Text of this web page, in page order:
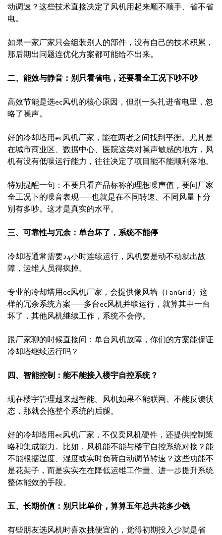
动调速？这些技术直接决定了风机用起来顺不顺手、省不省
电。
如果一家厂家只会组装别人的部件，没有自己的技术积累，
那后期出问题连优化方案都可能给不出来。
二、能效与静音：别只看省电，还要看全工况下吵不吵
高效节能是选ec风机的核心原因，但别一头扎进省电里，忽
略了噪声。
好的冷却塔用ec风机厂家，能在两者之间找到平衡。尤其是
在城市商业区、数据中心、医院这类对噪声敏感的地方，风
机有没有低噪运行能力，往往决定了项目能不能顺利落地。
特别提醒一句：不要只看产品标称的理想噪声值，要问厂家
全工况下的噪音表现——也就是在不同转速、不同风量下分
别有多吵。这才是真实的水平。
三、可靠性与冗余：单台坏了，系统不能停
冷却塔通常需要24小时连续运行，风机要是动不动就出故
障，运维人员得疯掉。
专业的冷却塔用ec风机厂家，会提供像风墙（FanGrid）这
样的冗余系统方案——多台ec风机并联运行，就算其中一台
坏了，其他风机继续工作，系统不会停。
跟厂家聊的时候直接问：单台风机故障，你们的方案能保证
冷却塔继续运行吗？
四、智能控制：能不能接入楼宇自控系统？
现在楼宇管理越来越智能。风机如果不能联网、不能反馈状
态，那就会拖整个系统的后腿。
好的冷却塔用ec风机厂家，不仅卖风机硬件，还提供控制策
略和集成能力。比如，风机能不能与楼宇自控系统对接？能
不能根据温度、湿度或实时负荷自动调节转速？这些功能不
是花架子，而是实实在在降低运维工作量、进一步提升系统
整体能效的手段。
五、长期价值：别只比单价，算算五年总共花多少钱
有些朋友选风机时喜欢挑便宜的，觉得初期投入少就是省